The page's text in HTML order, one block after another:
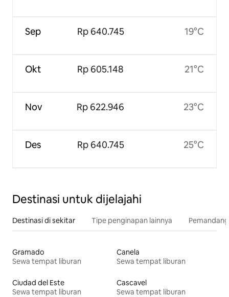
Sep
Okt
Nov
Des
Rp 640.745
Rp 605.148
Rp 622.946
Rp 640.745
19°C
21°C
23°C
25°C
Destinasi untuk dijelajahi
Destinasi di sekitar Tipe penginapan lainnya
Gramado
Sewa tempat liburan
Canela
Sewa tempat liburan
Ciudad del Este
Sewa tempat liburan
Cascavel
Sewa tempat liburan